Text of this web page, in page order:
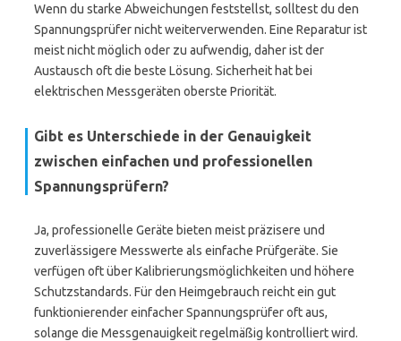
Wenn du starke Abweichungen feststellst, solltest du den
Spannungsprüfer nicht weiterverwenden. Eine Reparatur ist
meist nicht möglich oder zu aufwendig, daher ist der
Austausch oft die beste Lösung. Sicherheit hat bei
elektrischen Messgeräten oberste Priorität.
Gibt es Unterschiede in der Genauigkeit
zwischen einfachen und professionellen
Spannungsprüfern?
Ja, professionelle Geräte bieten meist präzisere und
zuverlässigere Messwerte als einfache Prüfgeräte. Sie
verfügen oft über Kalibrierungsmöglichkeiten und höhere
Schutzstandards. Für den Heimgebrauch reicht ein gut
funktionierender einfacher Spannungsprüfer oft aus,
solange die Messgenauigkeit regelmäßig kontrolliert wird.